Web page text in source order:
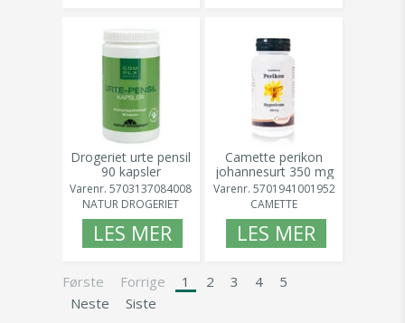
Drogeriet urte pensil
90 kapsler
Varenr. 5703137084008
NATUR DROGERIET
LES MER
Camette perikon
johannesurt 350 mg
90 kapsler
Varenr. 5701941001952
CAMETTE
LES MER
Første Forrige 1 2 3 4
5
Neste
Siste